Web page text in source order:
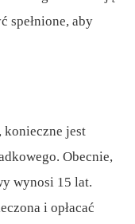
spełnione, aby
konieczne jest
Obecnie,
wynosi 15 lat.
i opłacać